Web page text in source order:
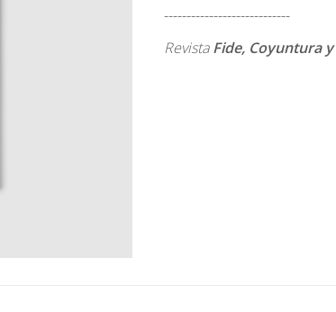
----------------------------
RevistaFide, Coyuntura